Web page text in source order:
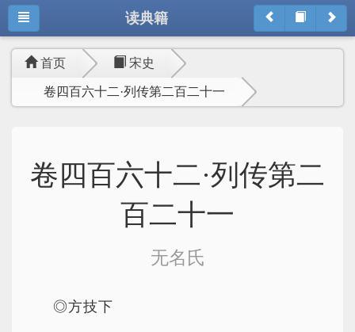
读典籍
首页 宋史
卷四百六十二·列传第二百二十一
卷四百六十二·列传第二
百二十一
无名氏
◎方技下